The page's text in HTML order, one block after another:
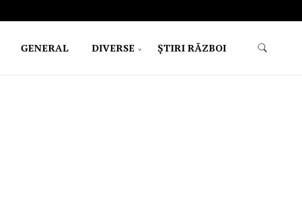
GENERAL DIVERSE ŞTIRI RĂZBOI